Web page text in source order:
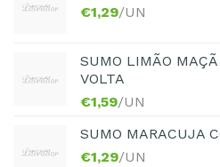
€1,29/UN
SUMO LIMÃO
VOLTA
€1,59/UN
SUMO MARACUJA
€1,29/UN